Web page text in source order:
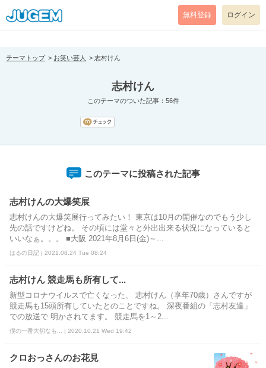
[pear_error: message="Success" code=0 mode=return level=notice
prefix="" info=""]
無料登録 ログイン
テーマトップ お笑い芸人 志村けん
志村けん
このテーマのついた記事：56件
このテーマに投稿された記事
志村けんの大爆笑展
志村けんの大爆笑展行ってみたい！ 東京は10月の開催なのでもう少し
先の話ですけどね。 その頃には堂々と外出出来る状況になっていると
いいなぁ。。。 ■大阪 2021年8月6日(金)～...
はるの日記 | 2021.08.24 Tue 08:24
志村けん 競走馬も所有して...
新型コロナウイルスで亡くなった、 志村けん（享年70歳）さんですが
競走馬も15頭所有していたとのことですね。 深夜番組の「志村友達」
での放送で 明かされてます。 競走馬を1～2...
僕の一番大切なも... | 2020.10.21 Wed 19:42
クロおっさんのお花見